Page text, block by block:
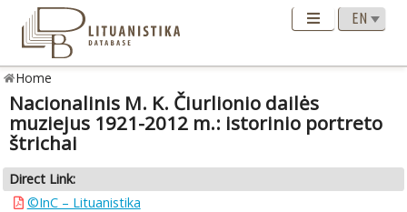
Home
Nacionalinis M. K. Čiurlionio dailės
muziejus 1921-2012 m.: istorinio portreto
štrichai
Direct Link:
©InC – Lituanistika